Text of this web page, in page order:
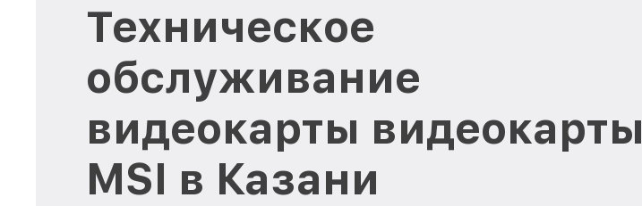
Техническое
обслуживание
видеокарты видеокарты
MSI в Казани